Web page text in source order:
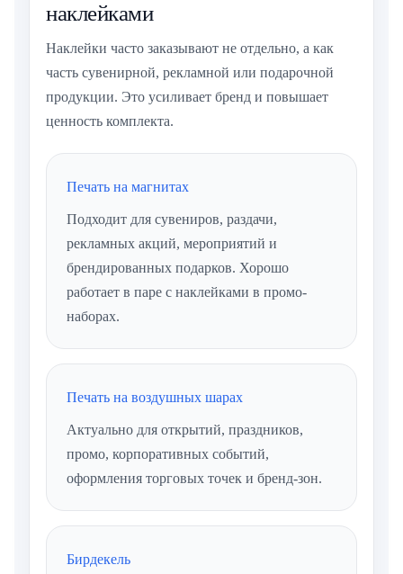
наклейками
Наклейки часто заказывают не отдельно, а как
часть сувенирной, рекламной или подарочной
продукции. Это усиливает бренд и повышает
ценность комплекта.
Печать на магнитах
Подходит для сувениров, раздачи,
рекламных акций, мероприятий и
брендированных подарков. Хорошо
работает в паре с наклейками в промо-
наборах.
Печать на воздушных шарах
Актуально для открытий, праздников,
промо, корпоративных событий,
оформления торговых точек и бренд-зон.
Бирдекель